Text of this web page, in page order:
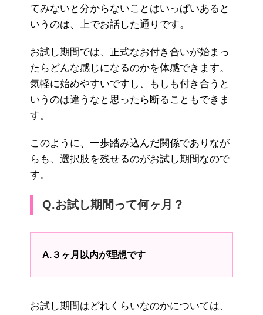
てみないと分からないことはいっぱいあると
いうのは、上でお話した通りです。
お試し期間では、正式なお付き合いが始まっ
たらどんな感じになるのかを体感できます。
気軽に始めやすいですし、もしも付き合うと
いうのは違うなと思ったら断ることもできま
す。
このように、一歩踏み込んだ関係でありなが
らも、選択肢を残せるのがお試し期間なので
す。
Q.お試し期間って何ヶ月？
A.３ヶ月以内が理想です
お試し期間はどれくらいなのかについては、